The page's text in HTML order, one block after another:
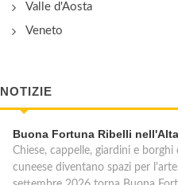
Valle d'Aosta
Veneto
NOTIZIE
Buona Fortuna Ribelli
Chiese, cappelle, giardini e borghi
cuneese diventano spazi per